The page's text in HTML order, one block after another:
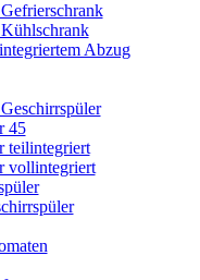
Abzug
45
teilintegriert
vollintegriert